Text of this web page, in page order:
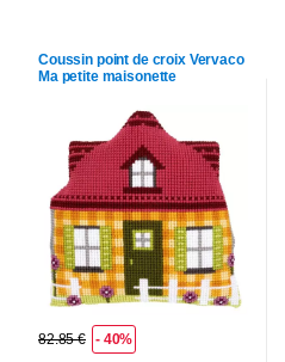
Coussin point de croix Vervaco
Ma petite maisonette
82.85 € - 40%